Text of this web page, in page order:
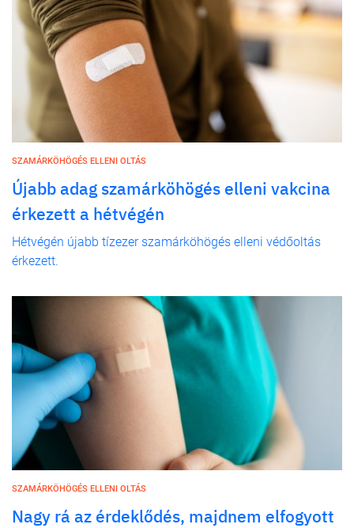
SZAMÁRKÖHÖGÉS ELLENI OLTÁS
Újabb adag szamárköhögés elleni vakcina
érkezett a hétvégén
Hétvégén újabb tízezer szamárköhögés elleni védőoltás
érkezett.
SZAMÁRKÖHÖGÉS ELLENI OLTÁS
Nagy rá az érdeklődés, majdnem elfogyott